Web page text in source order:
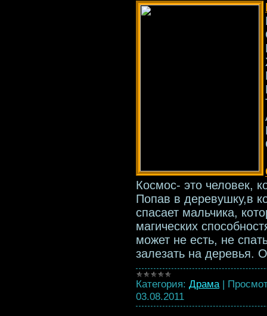
Космос- это человек,
Попав в деревушку,в
спасает мальчика,
магических
может не есть, не
залезать на деревья.
Категория: Драма |
03.08.2011